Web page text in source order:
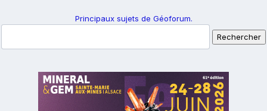
Principaux sujets de Géoforum.